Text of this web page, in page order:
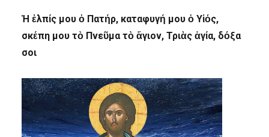
Ἡ ἐλπίς μου ὁ Πατήρ, καταφυγή μου ὁ Υἱός,
σκέπη μου τὸ Πνεῦμα τὸ ἅγιον, Τριὰς ἁγία, δόξα
σοι